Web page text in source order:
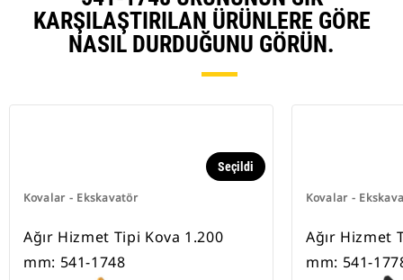
KARŞILAŞTIRILAN ÜRÜNLERE GÖRE
NASIL DURDUĞUNU GÖRÜN.
Kovalar - Ekskavatör
Seçildi
Ağır Hizmet Tipi Kova 1.200
mm: 541-1748
Kovalar -
Ağır Hizmet
mm: 541-